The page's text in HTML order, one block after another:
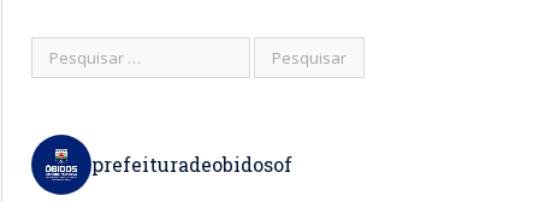
prefeituradeobidosof